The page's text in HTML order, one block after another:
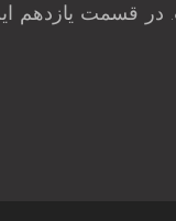
قسمت یازدهم این